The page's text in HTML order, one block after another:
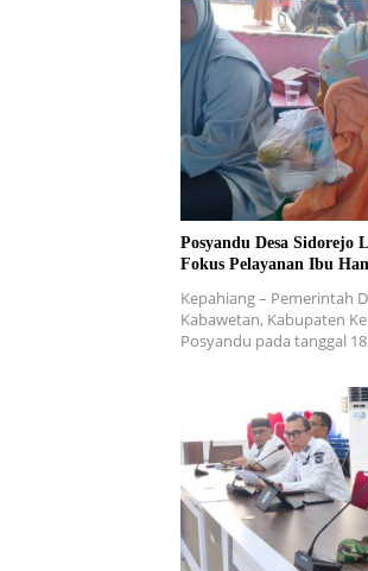
Posyandu Desa Sidorejo
Fokus Pelayanan Ibu
Kepahiang – Pemerintah
Kabawetan, Kabupaten
Posyandu pada tanggal